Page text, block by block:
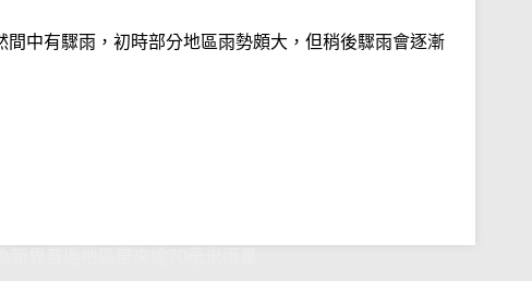
間中有驟雨，初時部分地區雨勢頗大，但稍後驟雨會逐漸